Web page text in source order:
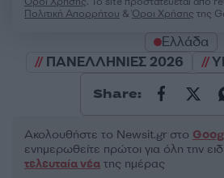
Πολιτική Απορρήτου &Όροι Χρήσης της
Ελλάδα
ΠΑΝΕΛΛΗΝΙΕΣ 2026
Share:
Ακολουθήστε το Νewsit.gr στο
ενημερωθείτε πρώτοι για όλη την
τελευταία νέα της ημέρας